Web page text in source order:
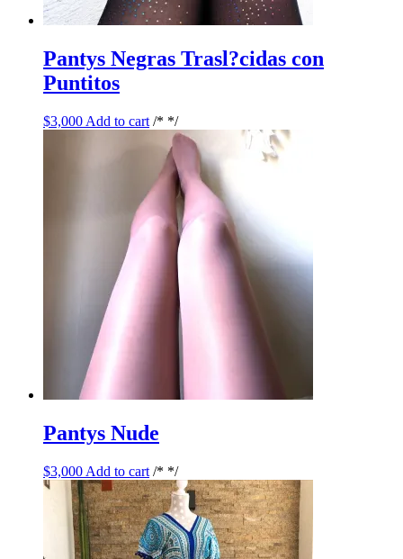
Pantys Negras Trasl?cidas con
Puntitos
$3,000 Add to cart /* */
Pantys Nude
$3,000 Add to cart /* */